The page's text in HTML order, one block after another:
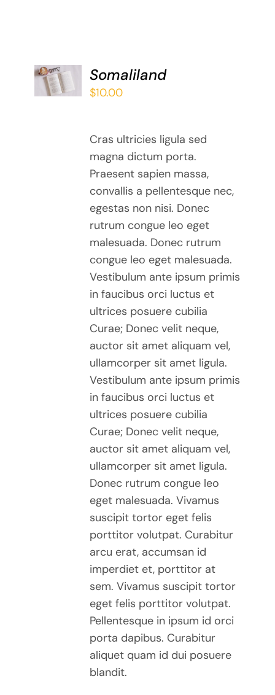
ADD TO
BASKET
/
Somaliland
$10.00
Cras ultricies ligula sed
magna dictum porta.
Praesent sapien massa,
convallis a pellentesque nec,
egestas non nisi. Donec
rutrum congue leo eget
malesuada. Donec rutrum
congue leo eget malesuada.
Vestibulum ante ipsum primis
in faucibus orci luctus et
ultrices posuere cubilia
Curae; Donec velit neque,
auctor sit amet aliquam vel,
ullamcorper sit amet ligula.
Vestibulum ante ipsum primis
in faucibus orci luctus et
ultrices posuere cubilia
Curae; Donec velit neque,
auctor sit amet aliquam vel,
ullamcorper sit amet ligula.
Donec rutrum congue leo
eget malesuada. Vivamus
suscipit tortor eget felis
porttitor volutpat. Curabitur
arcu erat, accumsan id
imperdiet et, porttitor at
sem. Vivamus suscipit tortor
eget felis porttitor volutpat.
Pellentesque in ipsum id orci
porta dapibus. Curabitur
aliquet quam id dui posuere
blandit.